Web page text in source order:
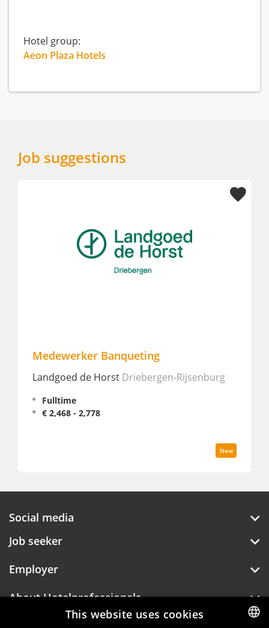
Hotel group:
Aeon Plaza Hotels
Job suggestions
Medewerker Banqueting
Landgoed de Horst Driebergen-Rijsenburg
Fulltime
€ 2,468 - 2,778
New
Social media
Job seeker
Employer
About Hotelprofessionals
This website uses cookies